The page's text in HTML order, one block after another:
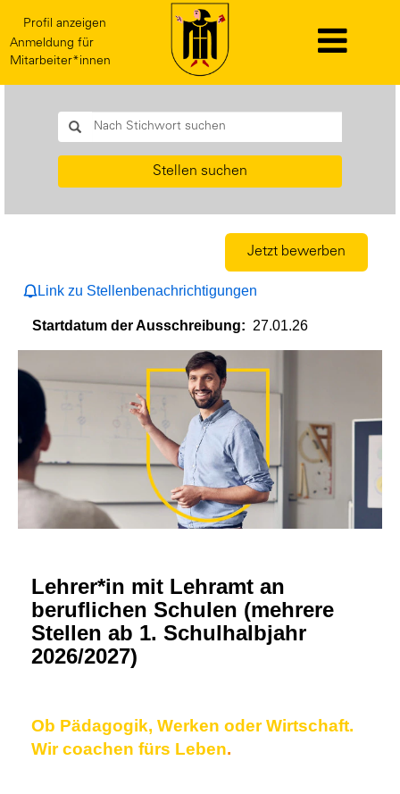
Profil anzeigen
Anmeldung für
Mitarbeiter*innen
Stellen suchen
Jetzt bewerben
Link zu Stellenbenachrichtigungen
Startdatum der Ausschreibung: 27.01.26
Lehrer*in mit Lehramt an
beruflichen Schulen (mehrere
Stellen ab 1. Schulhalbjahr
2026/2027)
Ob Pädagogik, Werken oder Wirtschaft.
Wir coachen fürs Leben.